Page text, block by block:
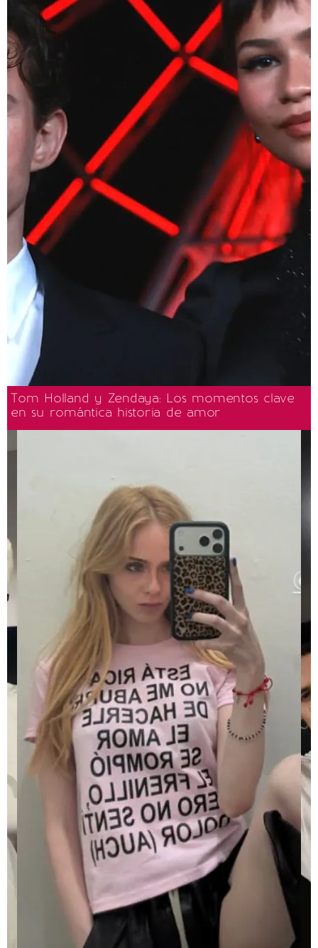
Tom Holland y Zendaya: Los momentos clave
en su romántica historia de amor